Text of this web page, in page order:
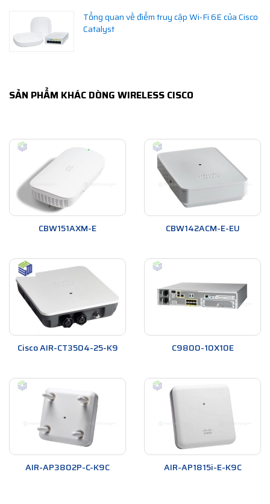
Tổng quan về điểm truy cập Wi-Fi 6E của Cisco
Catalyst
SẢN PHẨM KHÁC DÒNG WIRELESS CISCO
CBW151AXM-E CBW142ACM-E-EU
Cisco AIR-CT3504-25-K9 C9800-10X10E
AIR-AP3802P-C-K9C AIR-AP1815i-E-K9C